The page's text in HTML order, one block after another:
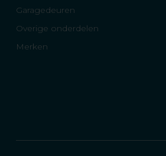
Garagedeuren
Overige onderdelen
Merken